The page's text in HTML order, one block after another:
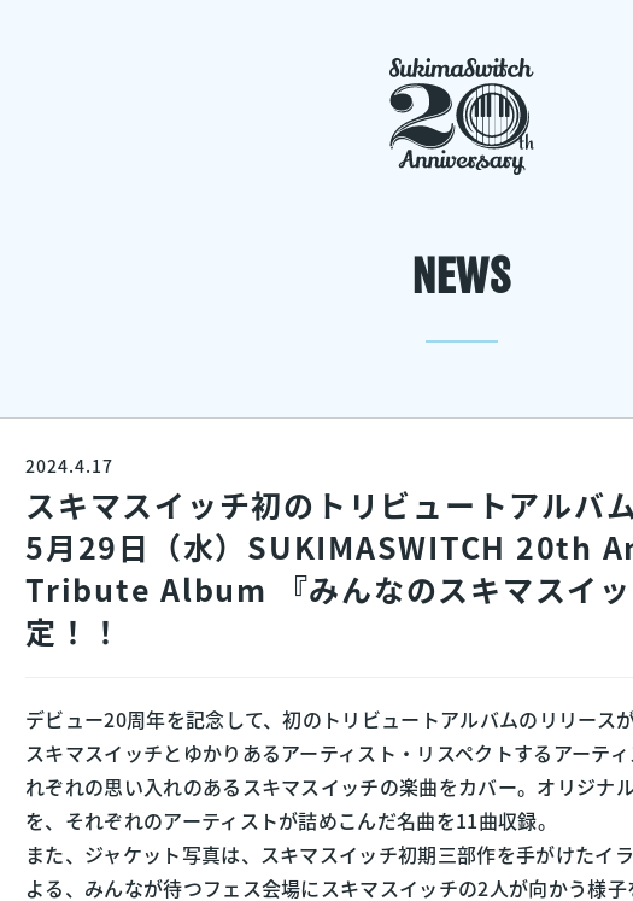
NEWS
2024.4.17
スキマスイッチ初のトリビュートアルバム
5月29日（水）SUKIMASWITCH 20th
Tribute Album 『みんなのスキマスイ
定！！
デビュー20周年を記念して、初のトリビュートアルバムのリリース
スキマスイッチとゆかりあるアーティスト・リスペクトするアーテ
れぞれの思い入れのあるスキマスイッチの楽曲をカバー。オリジナ
を、それぞれのアーティストが詰めこんだ名曲を11曲収録。
また、ジャケット写真は、スキマスイッチ初期三部作を手がけたイ
よる、みんなが待つフェス会場にスキマスイッチの2人が向かう様